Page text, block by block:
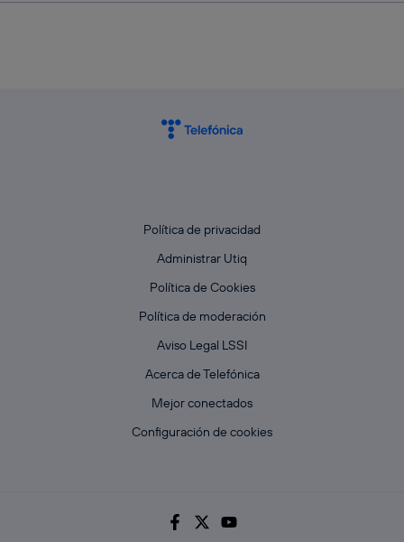
Política de privacidad
Administrar Utiq
Política de Cookies
Política de moderación
Aviso Legal LSSI
Acerca de Telefónica
Mejor conectados
Configuración de cookies